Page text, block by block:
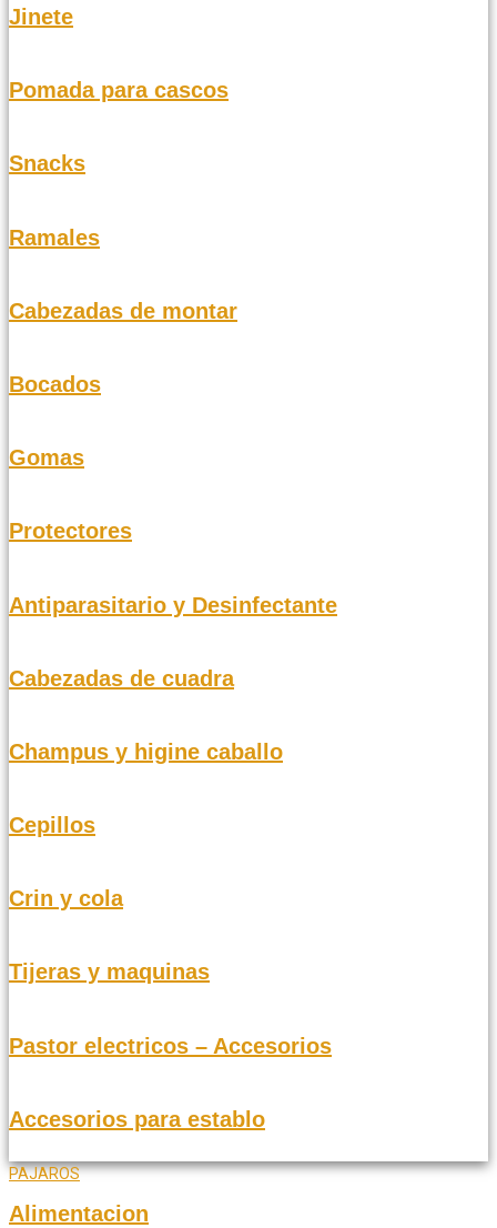
Jinete
Pomada para cascos
Snacks
Ramales
Cabezadas de montar
Bocados
Gomas
Protectores
Antiparasitario y Desinfectante
Cabezadas de cuadra
Champus y higine caballo
Cepillos
Crin y cola
Tijeras y maquinas
Pastor electricos – Accesorios
Accesorios para establo
PAJAROS
Alimentacion